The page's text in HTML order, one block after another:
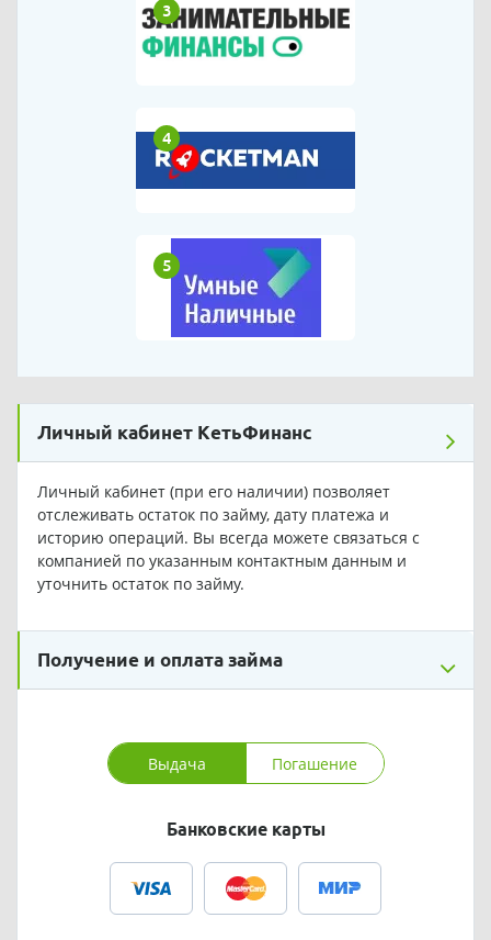
3
4
5
Личный кабинет КетьФинанс
Личный кабинет (при его наличии) позволяет
отслеживать остаток по займу, дату платежа и
историю операций. Вы всегда можете связаться с
компанией по указанным контактным данным и
уточнить остаток по займу.
Получение и оплата займа
Выдача Погашение
Банковские карты